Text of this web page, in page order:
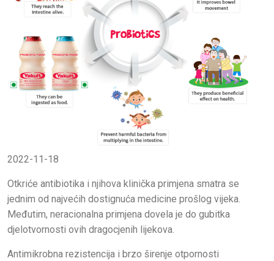
2022-11-18
Otkriće antibiotika i njihova klinička primjena smatra se
jednim od najvećih dostignuća medicine prošlog vijeka.
Međutim, neracionalna primjena dovela je do gubitka
djelotvornosti ovih dragocjenih lijekova.
Antimikrobna rezistencija i brzo širenje otpornosti